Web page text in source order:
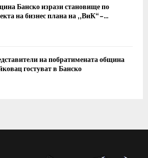
Банско изрази становище по
на бизнес плана на „ВиК“ –...
на побратимената община
гостуват в Банско